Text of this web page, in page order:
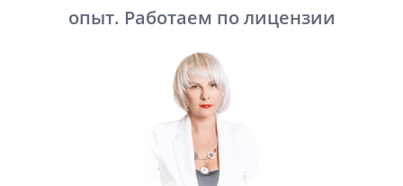
опыт. Работаем по лицензии